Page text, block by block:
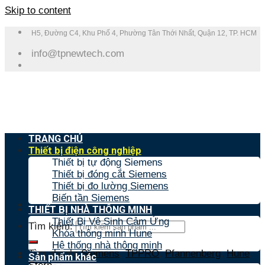
Skip to content
H5, Đường C4, Khu Phố 4, Phường Tân Thới Nhất, Quận 12, TP. HCM
info@tpnewtech.com
Tìm kiếm:
Tìm nhanh:Siemens,TPPRO,Pfannenberg,Hune,
TRANG CHỦ
Thiết bị điện công nghiệp
Thiết bị tự động Siemens
Thiết bị đóng cắt Siemens
Thiết bị đo lường Siemens
Biến tần Siemens
THIẾT BỊ NHÀ THÔNG MINH
Thiết Bị Vệ Sinh Cảm Ứng
Khóa thông minh Hune
Hệ thống nhà thông minh
Sản phẩm khác